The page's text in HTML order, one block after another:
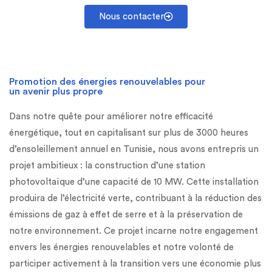
Nous contacter
Promotion des énergies renouvelables pour
un avenir plus propre
Dans notre quête pour améliorer notre efficacité
énergétique, tout en capitalisant sur plus de 3000 heures
d’ensoleillement annuel en Tunisie, nous avons entrepris un
projet ambitieux : la construction d’une station
photovoltaïque d’une capacité de 10 MW. Cette installation
produira de l’électricité verte, contribuant à la réduction des
émissions de gaz à effet de serre et à la préservation de
notre environnement. Ce projet incarne notre engagement
envers les énergies renouvelables et notre volonté de
participer activement à la transition vers une économie plus